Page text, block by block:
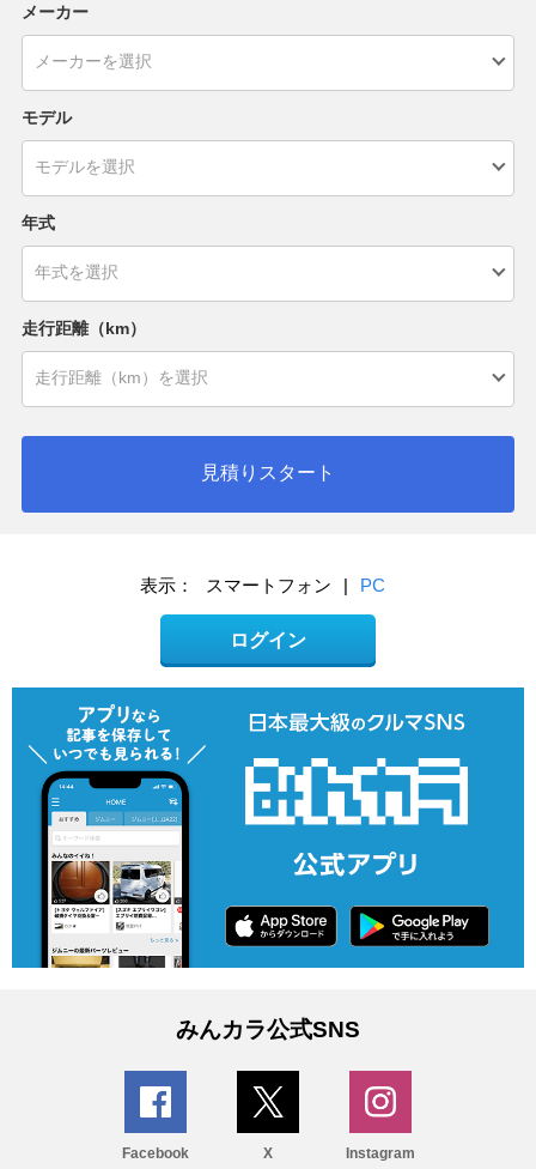
メーカー
モデル
年式
走行距離（km）
見積りスタート
表示： スマートフォン | PC
ログイン
みんカラ公式SNS
Facebook X Instagram